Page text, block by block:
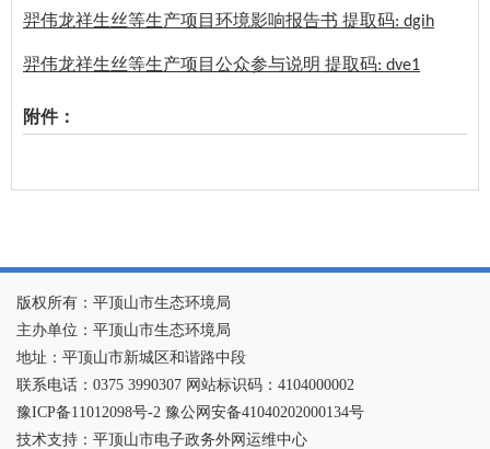
羿伟龙祥生丝等生产项目环境影响报告书 提取码: dgih
羿伟龙祥生丝等生产项目公众参与说明 提取码: dve1
附件：
版权所有：平顶山市生态环境局
主办单位：平顶山市生态环境局
地址：平顶山市新城区和谐路中段
联系电话：0375 3990307 网站标识码：4104000002
豫ICP备11012098号-2 豫公网安备41040202000134号
技术支持：平顶山市电子政务外网运维中心